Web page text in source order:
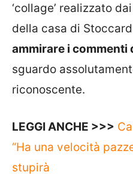
‘collage’ realizzato
della casa di
ammirare i commenti
sguardo
riconoscente.
LEGGI ANCHE >>>
“Ha una velocità
stupirà